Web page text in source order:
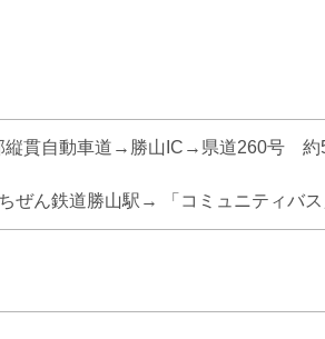
貫自動車道→勝山IC→県道260号 約
ん鉄道勝山駅→ 「コミュニティバ